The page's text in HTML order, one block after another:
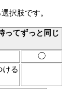
択肢です。
ってずっと同じ
◯
ける